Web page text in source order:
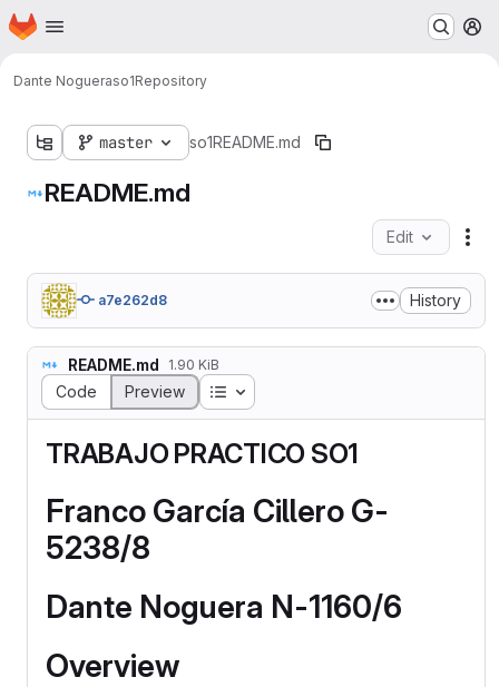
Skip to main content
Homepage
Dante Nogueraso1Repository
master so1 README.md
README.md
Edit
a7e262d8 History
README.md 1.90 KiB
Code Preview Table of contents
TRABAJO PRACTICO SO1
Franco García Cillero G-
5238/8
Dante Noguera N-1160/6
Overview